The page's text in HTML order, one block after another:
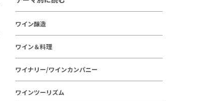
ワイン醸造
ワイン＆料理
ワイナリー/ワインカンパニー
ワインツーリズム